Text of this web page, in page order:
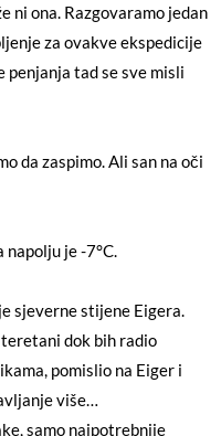
ni ona. Razgovaramo jedan
za ovakve ekspedicije
penjanja tad se sve misli
da zaspimo. Ali san na oči
napolju je -7°C.
sjeverne stijene Eigera.
dok bih radio
pomislio na Eiger i
više…
samo najpotrebnije